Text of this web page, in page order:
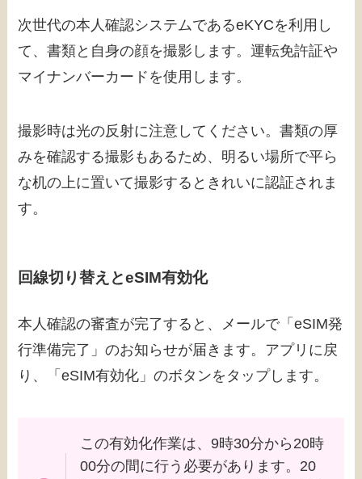
次世代の本人確認システムであるeKYCを利用し
て、書類と自身の顔を撮影します。運転免許証や
マイナンバーカードを使用します。
撮影時は光の反射に注意してください。書類の厚
みを確認する撮影もあるため、明るい場所で平ら
な机の上に置いて撮影するときれいに認証されま
す。
回線切り替えとeSIM有効化
本人確認の審査が完了すると、メールで「eSIM発
行準備完了」のお知らせが届きます。アプリに戻
り、「eSIM有効化」のボタンをタップします。
この有効化作業は、9時30分から20時
00分の間に行う必要があります。20